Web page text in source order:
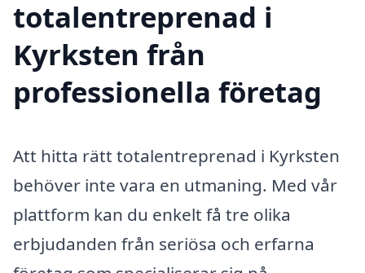
totalentreprenad i
Kyrksten från
professionella företag
Att hitta rätt totalentreprenad i Kyrksten
behöver inte vara en utmaning. Med vår
plattform kan du enkelt få tre olika
erbjudanden från seriösa och erfarna